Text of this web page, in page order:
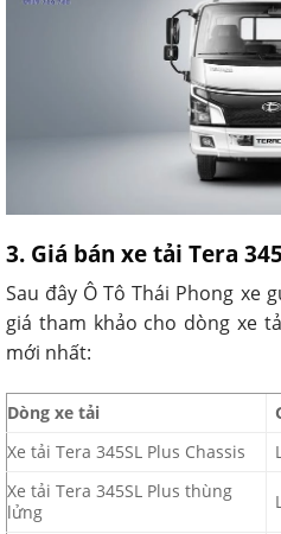
3. Giá bán xe tải Tera
Sau đây Ô Tô Thái Phong xe
giá tham khảo cho dòng xe
mới nhất:
Dòng xe tải
Xe tải Tera 345SL Plus Chassis
Xe tải Tera 345SL Plus thùng
lửng